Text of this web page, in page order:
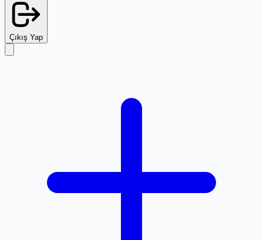
Çıkış Yap